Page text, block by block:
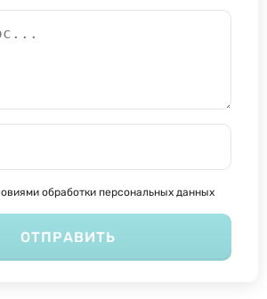
обработки персональных данных
ОТПРАВИТЬ